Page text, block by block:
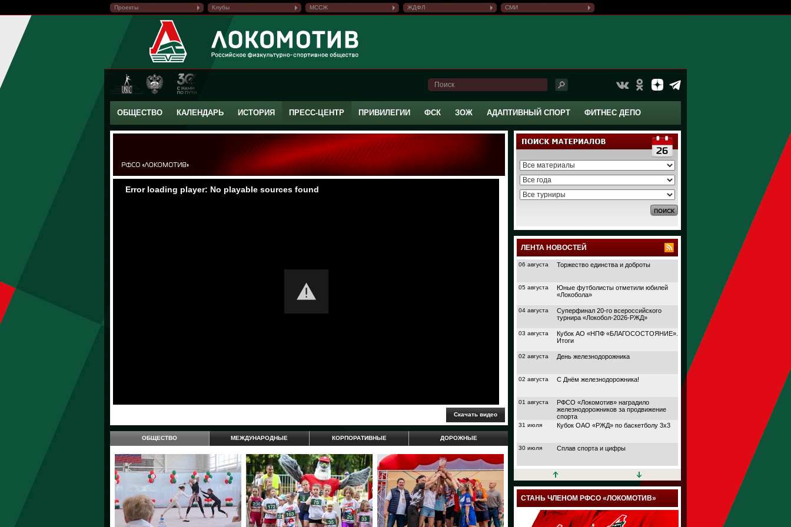
Проекты Клубы МССЖ ЖДФЛ СМИ
ОБЩЕСТВО КАЛЕНДАРЬ ИСТОРИЯ ПРЕСС-ЦЕНТР ПРИВИЛЕГИИ ФСК ЗОЖ АДАПТИВНЫЙ СПОРТ ФИТНЕС ДЕПО
ОБЩЕСТВО МЕЖДУНАРОДНЫЕ КОРПОРАТИВНЫЕ ДОРОЖНЫЕ
ЛЕНТА НОВОСТЕЙ
06 августа Торжество единства и доброты
05 августа
Юные футболисты отметили юбилей
«Локобола»
04 августа
Суперфинал 20-го всероссийского
турнира «Локобол-2026-РЖД»
03 августа
Кубок АО «НПФ «БЛАГОСОСТОЯНИЕ».
Итоги
02 августа День железнодорожника
02 августа С Днём железнодорожника!
01 августа
РФСО «Локомотив» наградило
железнодорожников за продвижение
спорта
31 июля Кубок ОАО «РЖД» по баскетболу 3х3
30 июля Сплав спорта и цифры
27 июля
Кубок АО «НПФ
Дорога в большой спорт
23 июля Поймали волну удачи
СТАНЬ ЧЛЕНОМ РФСО «ЛОКОМОТИВ»